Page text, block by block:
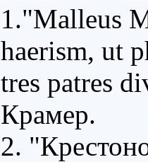
1."Malleus
haerism, ut
tres patres
Крамер.
2.